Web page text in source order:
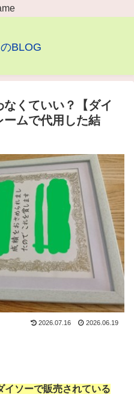
BLOG
くていい？【ダイ
ームで代用した結
2026.07.16 2026.06.19
イソーで販売されている